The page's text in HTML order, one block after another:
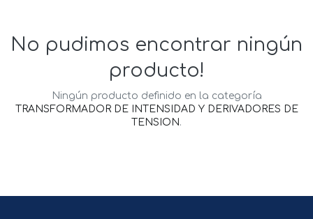
No pudimos encontrar ningún
producto!
Ningún producto definido en la categoría
TRANSFORMADOR DE INTENSIDAD Y DERIVADORES DE
TENSION.